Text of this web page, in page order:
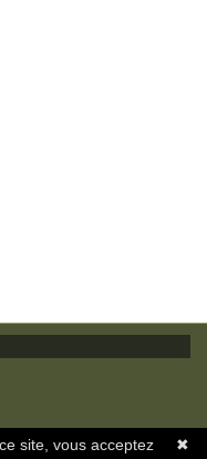
✖
site, vous acceptez